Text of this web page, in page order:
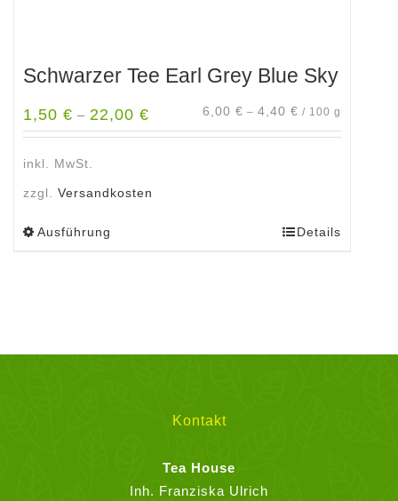
Schwarzer Tee Earl Grey Blue Sky
1,50 € – 22,00 € 6,00 € – 4,40 € / 100 g
inkl. MwSt.
zzgl. Versandkosten
Ausführung
Produktseite
Details
Kontakt
Tea House
Inh. Franziska Ulrich